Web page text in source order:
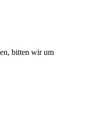
bitten wir um